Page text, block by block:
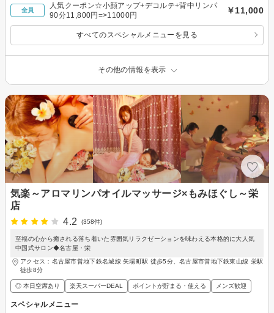
全員
人気クーポン☆小顔アップ+デコルテ+背中リンパ
90分11,800円=>11000円
￥11,000
すべてのスペシャルメニューを見る
その他の情報を表示
気楽～アロマリンパオイルマッサージ×もみほぐし～栄
店
4.2
(358件)
至福の心から癒される落ち着いた雰囲気リラクゼーションを味わえる本格的に大人気
中国式サロン◆名古屋・栄
アクセス：名古屋市営地下鉄名城線 矢場町駅 徒歩5分、名古屋市営地下鉄東山線 栄駅
徒歩8分
◎ 本日空席あり 楽天スーパーDEAL ポイントが貯まる・使える メンズ歓迎
スペシャルメニュー